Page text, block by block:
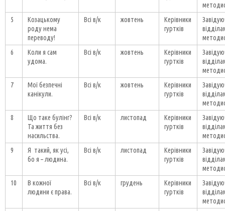
5
Козацькому
роду нема
переводу!
Всі в/к жовтень
Керівники
гуртків
6
Коли я сам
удома.
Всі в/к жовтень
Керівники
гуртків
7
Мої безпечні
канікули.
Всі в/к жовтень
Керівники
гуртків
8
Що таке булінг?
Та життя без
насильства.
Всі в/к листопад
Керівники
гуртків
9
Я такий, як усі,
бо я – людина.
Всі в/к листопад
Керівники
гуртків
10
В кожної
людини є права.
Всі в/к грудень
Керівники
гуртків